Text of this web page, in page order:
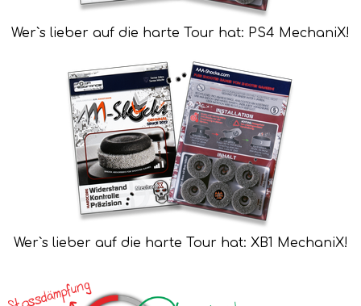
Wer`s lieber auf die harte Tour hat: PS4 MechaniX!
Wer`s lieber auf die harte Tour hat: XB1 MechaniX!